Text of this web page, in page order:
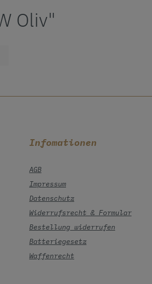
Oliv"
Infomationen
AGB
Impressum
Datenschutz
Widerrufsrecht & Formular
Bestellung widerrufen
Batteriegesetz
Waffenrecht